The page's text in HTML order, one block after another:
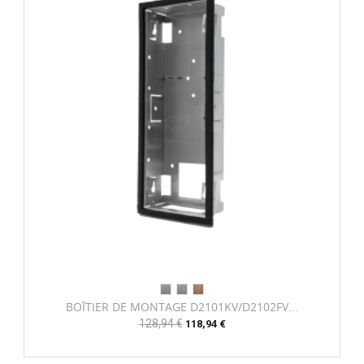
BOÎTIER DE MONTAGE D2101KV/D2102FV...
Prix
128,94 € Prix
118,94 €